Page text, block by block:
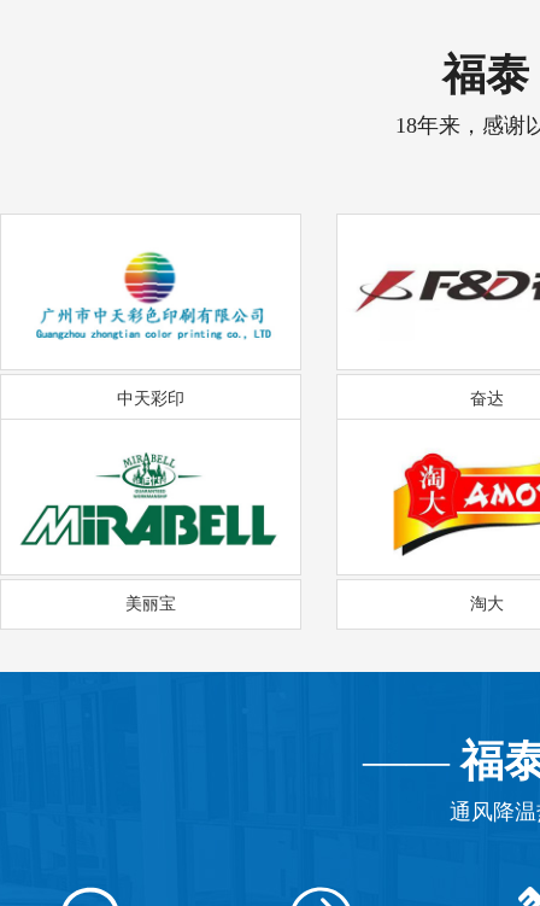
福泰
18年来，感谢
中天彩印 奋达
美丽宝 淘大
——福
通风降